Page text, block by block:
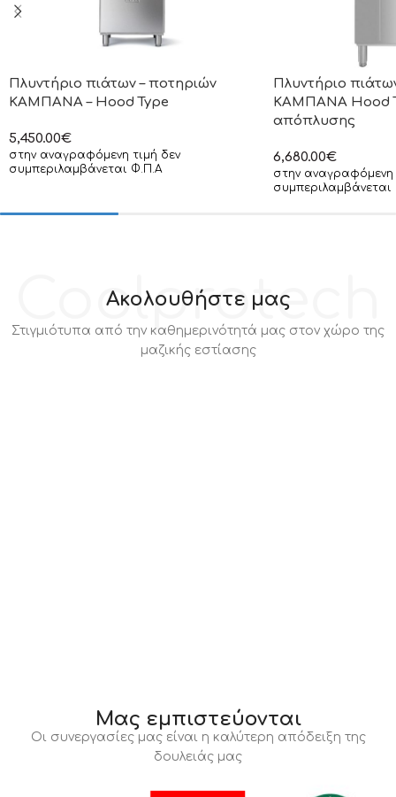
Πλυντήριο πιάτων – ποτηριών
ΚΑΜΠΑΝΑ – Hood Type
5,450.00€
στην αναγραφόμενη τιμή δεν
συμπεριλαμβάνεται Φ.Π.Α
Πλυντήριο
ΚΑΜΠΑΝΑ Hood
απόπλυσης
6,680.00€
στην αναγραφόμενη
Coolprotech
Ακολουθήστε μας
Στιγμιότυπα από την καθημερινότητά μας στον χώρο της
μαζικής εστίασης
Μας εμπιστεύονται
Οι συνεργασίες μας είναι η καλύτερη απόδειξη της
δουλειάς μας